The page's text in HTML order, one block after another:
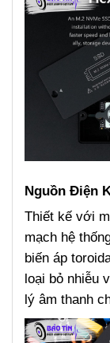
Nguồn Điện
Thiết kế với
mạch hệ
biến áp
loại bỏ nhiễu
lý âm thanh